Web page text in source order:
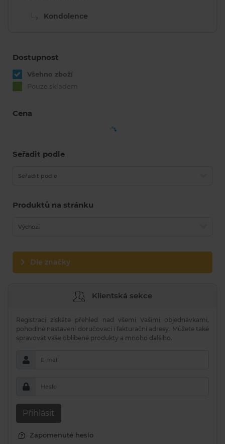
Kondolence
Dostupnost
Všehno zboží
Pouze skladem
Cena
Seřadit podle
Seřadit podle
Produktů na stránku
Výchozí
Dle značky
Klientská sekce
Registrací získáte přehled nad všemi Vašimi objednávkami,
pohodlné nastavení doručovací i fakturační adresy. Můžete také
spravovat vaše oblíbené produkty a mnoho dalšího.
E-mail
Heslo
Přihlásit
Zapomenuté heslo